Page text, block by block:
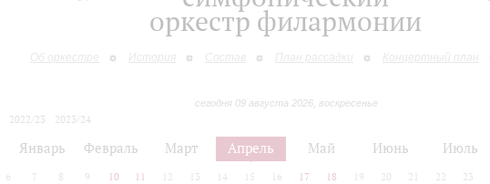
оркестр филармонии
Об оркестре История Состав План рассадки Концертный план
сегодня 09 августа 2026, воскресенье
2022/23
2023/24
Январь Февраль Март Апрель Май Июнь Июль
6 7 8 9 10 11 12 13 14 15 16 17 18 19 20 21 22 23